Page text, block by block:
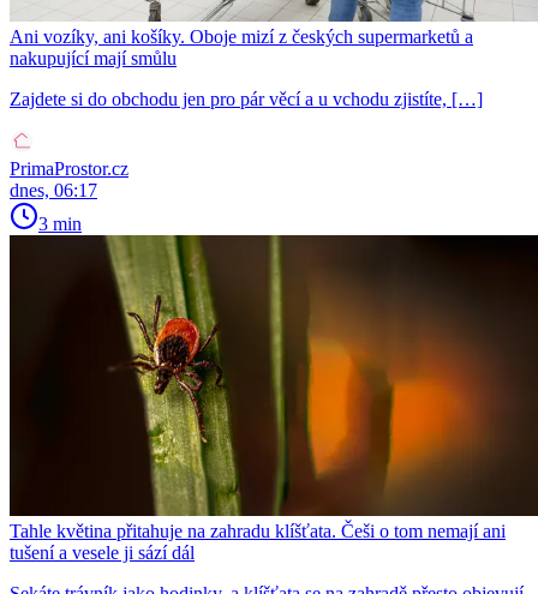
Ani vozíky, ani košíky. Oboje mizí z českých supermarketů a
nakupující mají smůlu
Zajdete si do obchodu jen pro pár věcí a u vchodu zjistíte, […]
PrimaProstor.cz
dnes, 06:17
3 min
Tahle květina přitahuje na zahradu klíšťata. Češi o tom nemají ani
tušení a vesele ji sází dál